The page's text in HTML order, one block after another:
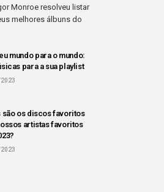
Monroe resolveu listar
melhores álbuns do
mundo para o mundo:
para a sua playlist
são os discos favoritos
artistas favoritos